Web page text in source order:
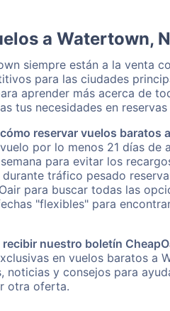
a Watertown,
siempre están a la venta
para las ciudades
aprender más acerca de
tus necesidades en reservas
reservar vuelos baratos
por lo menos 21 días
para evitar los
tráfico pesado
para buscar todas las
"flexibles" para
recibir nuestro boletín
en vuelos baratos a
noticias y consejos para
otra oferta.